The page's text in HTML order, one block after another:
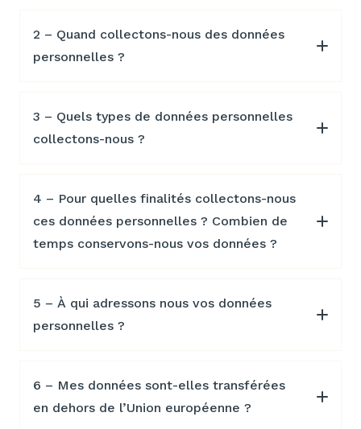
2 – Quand collectons-nous des données
personnelles ?
3 – Quels types de données personnelles
collectons-nous ?
4 – Pour quelles finalités collectons-nous
ces données personnelles ? Combien de
temps conservons-nous vos données ?
5 – À qui adressons nous vos données
personnelles ?
6 – Mes données sont-elles transférées
en dehors de l’Union européenne ?